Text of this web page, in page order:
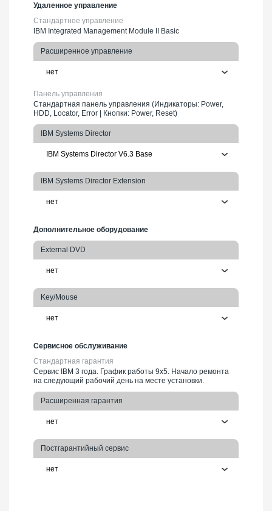
Удаленное управление
Стандартное управление
IBM Integrated Management Module II Basic
Расширенное управление
Панель управления
Стандартная панель управления (Индикаторы: Power,
HDD, Locator, Error | Кнопки: Power, Reset)
IBM Systems Director
IBM Systems Director Extension
Дополнительное оборудование
External DVD
Key/Mouse
Сервисное обслуживание
Стандартная гарантия
Сервис IBM 3 года. График работы 9х5. Начало ремонта
на следующий рабочий день на месте установки.
Расширенная гарантия
Постгарантийный сервис